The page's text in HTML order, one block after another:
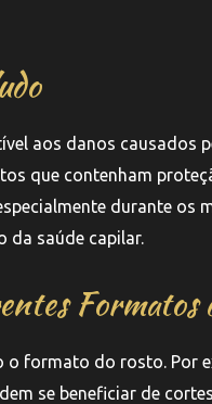
aos danos causados
que contenham
durante os
da saúde capilar.
Formatos
formato do rosto. Por
se beneficiar de